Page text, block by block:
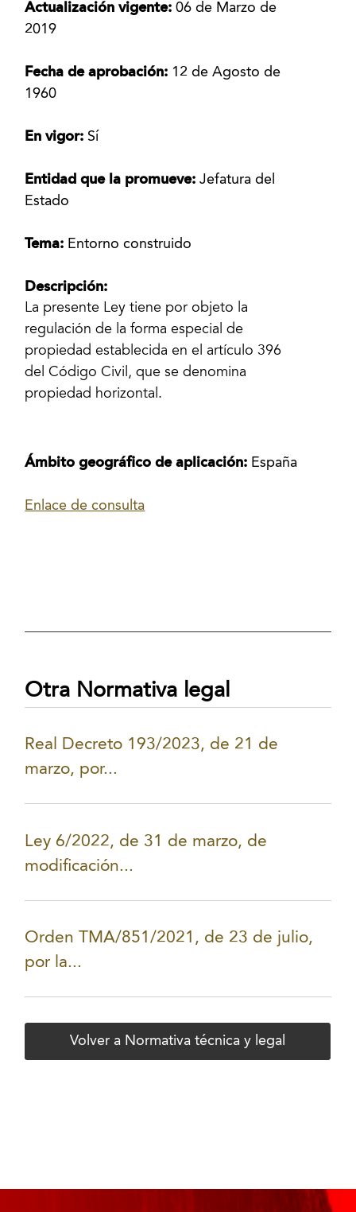
Actualización vigente:06 de Marzo de
2019
Fecha de aprobación: 12 de Agosto de
1960
En vigor: Sí
Entidad que la promueve:Jefatura del
Estado
Tema: Entorno construido
Descripción:
La presente Ley tiene por objeto la
regulación de la forma especial de
propiedad establecida en el artículo 396
del Código Civil, que se denomina
propiedad horizontal.
Ámbito geográfico de aplicación: España
Enlace de consulta
Otra Normativa legal
Real Decreto 193/2023, de 21 de
marzo, por...
Ley 6/2022, de 31 de marzo, de
modificación...
Orden TMA/851/2021, de 23 de julio,
por la...
Volver a Normativa técnica y legal